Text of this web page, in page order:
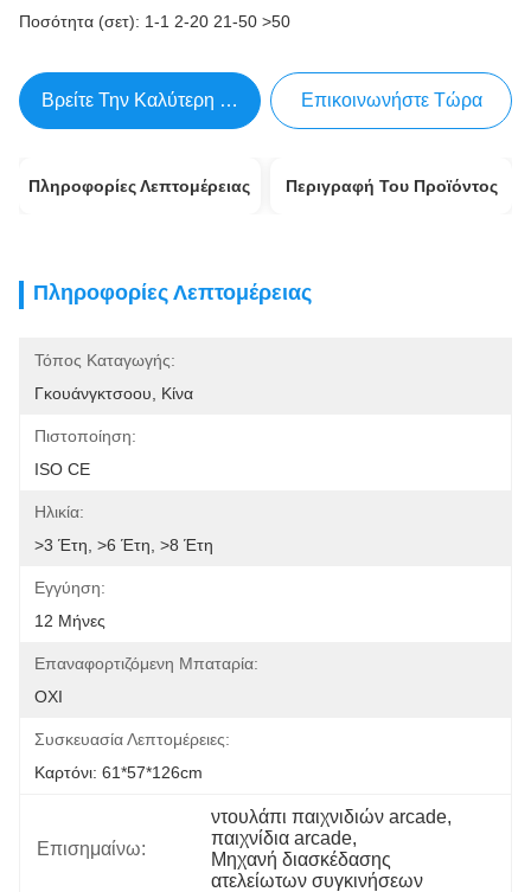
Ποσότητα (σετ): 1-1 2-20 21-50 >50
Βρείτε Την Καλύτερη Τιμή Επικοινωνήστε Τώρα
Πληροφορίες Λεπτομέρειας Περιγραφή Του Προϊόντος
Πληροφορίες Λεπτομέρειας
Τόπος Καταγωγής:
Γκουάνγκτσοου, Κίνα
Πιστοποίηση:
ISO CE
Ηλικία:
>3 Έτη, >6 Έτη, >8 Έτη
Εγγύηση:
12 Μήνες
Επαναφορτιζόμενη Μπαταρία:
ΟΧΙ
Συσκευασία Λεπτομέρειες:
Καρτόνι: 61*57*126cm
Επισημαίνω:
ντουλάπι παιχνιδιών arcade,
παιχνίδια arcade,
Μηχανή διασκέδασης
ατελείωτων συγκινήσεων